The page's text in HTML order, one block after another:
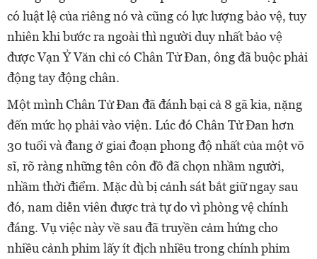
có luật lệ của riêng nó và cũng có lực lượng bảo vệ, tuy
nhiên khi bước ra ngoài thì người duy nhất bảo vệ
được Vạn Ỷ Văn chỉ có Chân Tử Đan, ông đã buộc phải
động tay động chân.
Một mình Chân Tử Đan đã đánh bại cả 8 gã kia, nặng
đến mức họ phải vào viện. Lúc đó Chân Tử Đan hơn
30 tuổi và đang ở giai đoạn phong độ nhất của một võ
sĩ, rõ ràng những tên côn đồ đã chọn nhầm người,
nhầm thời điểm. Mặc dù bị cảnh sát bắt giữ ngay sau
đó, nam diễn viên được trả tự do vì phòng vệ chính
đáng. Vụ việc này về sau đã truyền cảm hứng cho
nhiều cảnh phim lấy ít địch nhiều trong chính phim